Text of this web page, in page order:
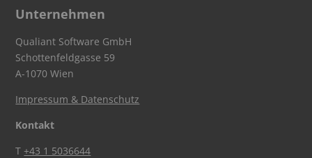
Unternehmen
Qualiant Software GmbH
Schottenfeldgasse 59
A-1070 Wien
Impressum & Datenschutz
Kontakt
T+43 1 5036644